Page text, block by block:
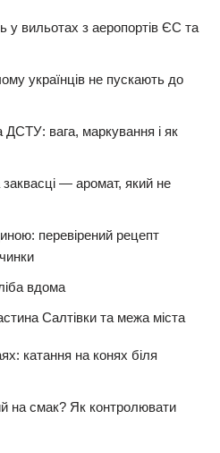
у вильотах з аеропортів ЄС та
українців не пускають до
ДСТУ: вага, маркування і як
— аромат, який не
перевірений рецепт
вдома
Салтівки та межа міста
катання на конях біля
на смак? Як контролювати